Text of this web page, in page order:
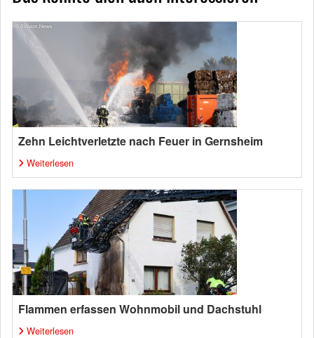
Zehn Leichtverletzte nach Feuer in Gernsheim
Weiterlesen
Flammen erfassen Wohnmobil und Dachstuhl
Weiterlesen